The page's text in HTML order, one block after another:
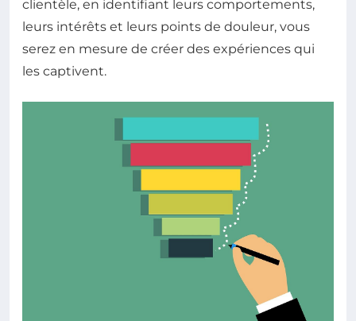
clientèle, en identifiant leurs comportements,
leurs intérêts et leurs points de douleur, vous
serez en mesure de créer des expériences qui
les captivent.